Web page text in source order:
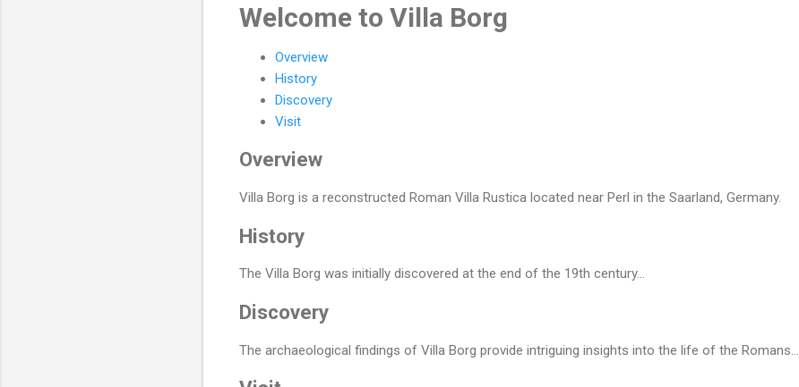
Welcome to Villa Borg
Overview
History
Discovery
Visit
Overview
Villa Borg is a reconstructed Roman Villa Rustica located near Perl in the Saarland, Germany.
History
The Villa Borg was initially discovered at the end of the 19th century...
Discovery
The archaeological findings of Villa Borg provide intriguing insights into the life of the Romans...